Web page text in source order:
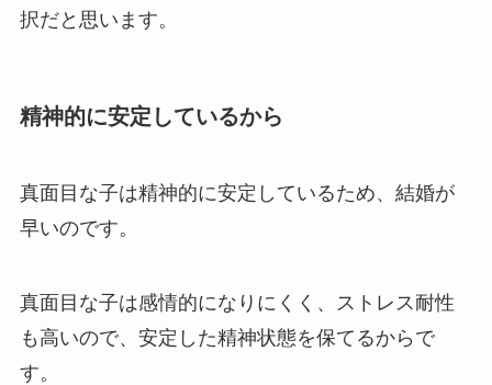
択だと思います。
精神的に安定しているから
真面目な子は精神的に安定しているため、結婚が
早いのです。
真面目な子は感情的になりにくく、ストレス耐性
も高いので、安定した精神状態を保てるからで
す。